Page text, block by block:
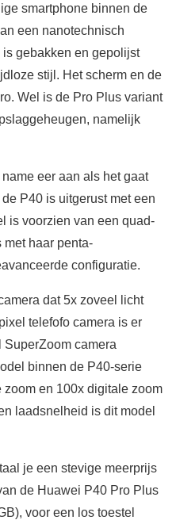
smartphone binnen de
een nanotechnisch
gebakken en gepolijst
stijl. Het scherm en de
Wel is de Pro Plus variant
namelijk
eer aan als het gaat
P40 is uitgerust met een
is voorzien van een quad-
haar penta-
configuratie.
dat 5x zoveel licht
telefofo camera is er
camera
binnen de P40-serie
en 100x digitale zoom
laadsnelheid is dit model
je een stevige meerprijs
de Huawei P40 Pro Plus
voor een los toestel